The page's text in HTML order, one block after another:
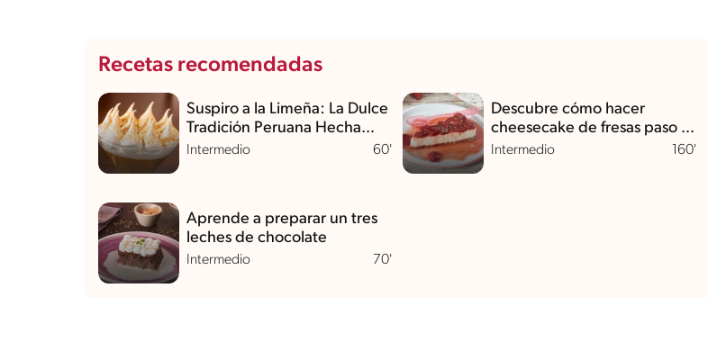
Recetas recomendadas
Intermedio 60'
Suspiro a la Limeña: La Dulce
Tradición Peruana Hecha
Postre
Intermedio 160'
Descubre cómo hacer
cheesecake de fresas paso a
paso
Intermedio 70'
Aprende a preparar un tres
leches de chocolate